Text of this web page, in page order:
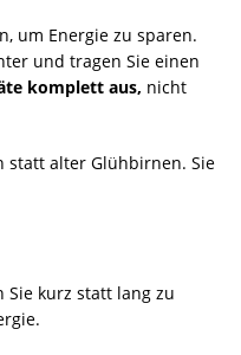
um Energie zu sparen.
und tragen Sie einen
komplett aus, nicht
statt alter Glühbirnen. Sie
Sie kurz statt lang zu